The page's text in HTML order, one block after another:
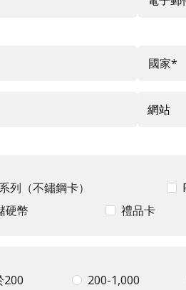
國家*
網站
列（不鏽鋼卡）
硬幣
禮品卡
200 200-1,000